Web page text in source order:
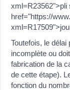
xml=R23562">pli
href="https://
Toutefois, le
incomplète ou
fabrication de la
de cette étape).
fonction du